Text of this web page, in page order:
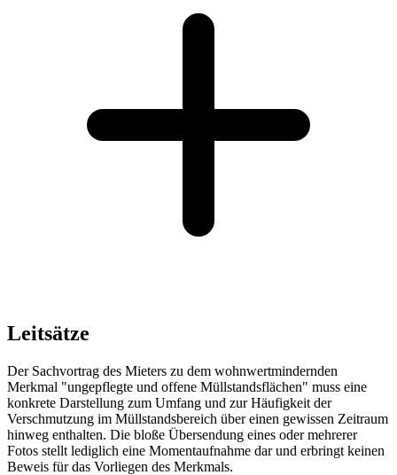
Leitsätze
Der Sachvortrag des Mieters zu dem wohnwertmindernden
Merkmal "ungepflegte und offene Müllstandsflächen" muss eine
konkrete Darstellung zum Umfang und zur Häufigkeit der
Verschmutzung im Müllstandsbereich über einen gewissen Zeitraum
hinweg enthalten. Die bloße Übersendung eines oder mehrerer
Fotos stellt lediglich eine Momentaufnahme dar und erbringt keinen
Beweis für das Vorliegen des Merkmals.